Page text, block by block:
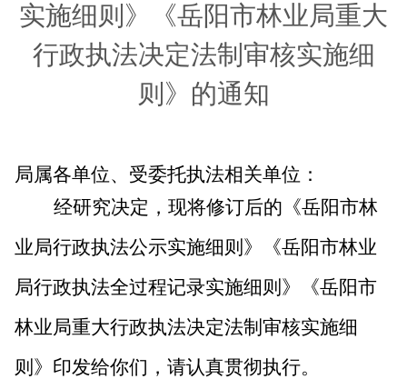
实施细则》《岳阳市林业局重大
行政执法决定法制审核实施细
则》的通知
局属各单位、受委托执法相关单位 ：
经研究决定，现将修订后的《岳阳市林
业局行政执法公示实施细则》《岳阳市林业
局行政执法全过程记录实施细则》《岳阳市
林业局重大行政执法决定法制审核实施细
则》印发给你们，请认真贯彻执行。